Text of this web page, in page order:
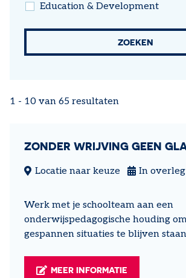
Education & Development
1 - 10 van 65 resultaten
ZONDER WRIJVING GEEN
Locatie naar keuze In overleg
Werk met je schoolteam aan een
onderwijspedagogische houding
gespannen situaties te blijven
MEER INFORMATIE